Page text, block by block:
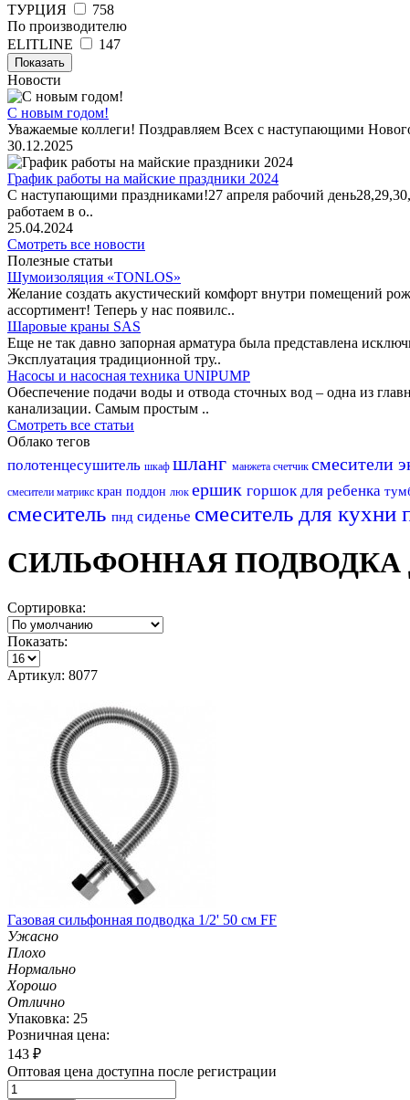
ТУРЦИЯ
758
По производителю
ELITLINE
147
Показать
Новости
С новым годом!
Уважаемые коллеги! Поздравляем Всех с наступающими
30.12.2025
График работы на майские праздники 2024
С наступающими праздниками!27 апреля рабочий
работаем в о..
25.04.2024
Смотреть все новости
Полезные статьи
Шумоизоляция «TONLOS»
Желание создать акустический комфорт внутри помещений
ассортимент! Теперь у нас появилс..
Шаровые краны SAS
Еще не так давно запорная арматура была представлена
Эксплуатация традиционной тру..
Насосы и насосная техника UNIPUMP
Обеспечение подачи воды и отвода сточных вод – одна из
канализации. Самым простым ..
Смотреть все статьи
Облако тегов
полотенцесушитель шкаф шланг манжета счетчик смесители
смесители матрикс кран поддон люк ершик горшок для ребенка
смеситель пнд сиденье смеситель для кухни
СИЛЬФОННАЯ ПОДВОДКА
Сортировка:
Показать:
Артикул: 8077
Газовая сильфонная подводка 1/2' 50 см FF
Ужасно
Плохо
Нормально
Хорошо
Отлично
Упаковка: 25
Розничная цена:
143 ₽
Оптовая цена доступна после регистрации